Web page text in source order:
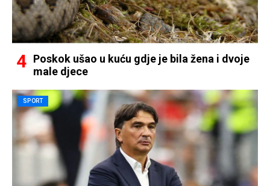
Poskok ušao u kuću gdje je bila žena i dvoje
male djece
SPORT